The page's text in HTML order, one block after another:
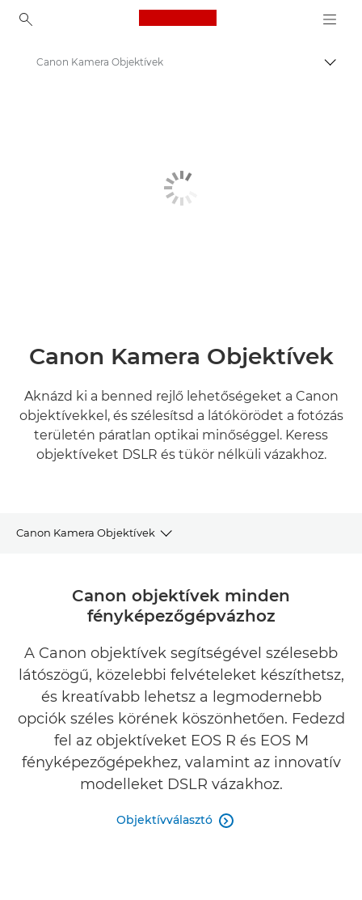
Canon Logo, back to
Canon Kamera Objektívek
Canon Kamera Objektívek
Aknázd ki a benned rejlő lehetőségeket a Canon
objektívekkel, és szélesítsd a látókörödet a fotózás
területén páratlan optikai minőséggel. Keress
objektíveket DSLR és tükör nélküli vázakhoz.
Canon Kamera Objektívek
Objektívek és tartozékok
Objektívek típus szerint
Meríts inspirációt
Canon objektívek minden
fényképezőgépvázhoz
A Canon objektívek segítségével szélesebb
látószögű, közelebbi felvételeket készíthetsz,
és kreatívabb lehetsz a legmodernebb
opciók széles körének köszönhetően. Fedezd
fel az objektíveket EOS R és EOS M
fényképezőgépekhez, valamint az innovatív
modelleket DSLR vázakhoz.
Objektívválasztó 